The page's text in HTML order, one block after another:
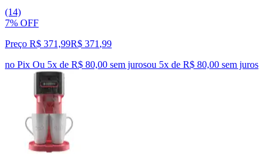
(14)
7% OFF
Preço R$ 371,99R$ 371 ,99
no Pix Ou 5x de R$ 80,00 sem jurosou 5x de R$ 80,00 sem juros